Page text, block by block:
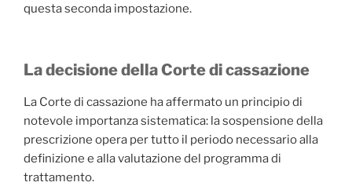
questa seconda impostazione.
La decisione della Corte di cassazione
La Corte di cassazione ha affermato un principio di
notevole importanza sistematica: la sospensione della
prescrizione opera per tutto il periodo necessario alla
definizione e alla valutazione del programma di
trattamento.